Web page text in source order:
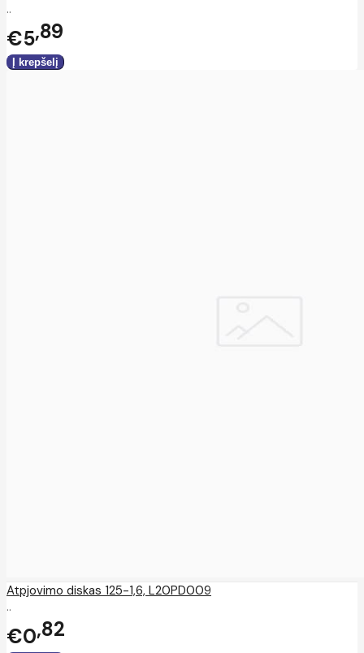
..
€5 89
Atpjovimo diskas 125-1,6, L20PD009
..
€0 82